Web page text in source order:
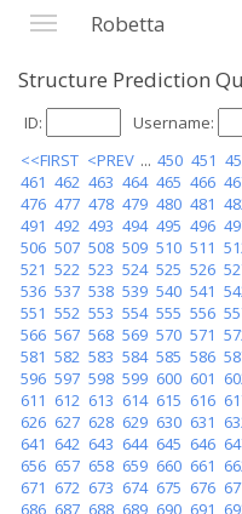
Robetta
Structure Prediction
ID: Username:
<<FIRST <PREV ... 450 451
461 462 463 464 465 466
476 477 478 479 480 481
491 492 493 494 495 496
506 507 508 509 510 511
521 522 523 524 525 526
536 537 538 539 540 541
551 552 553 554 555 556
566 567 568 569 570 571
581 582 583 584 585 586
596 597 598 599 600 601
611 612 613 614 615 616
626 627 628 629 630 631
641 642 643 644 645 646
656 657 658 659 660 661
671 672 673 674 675 676
686 687 688 689 690 691